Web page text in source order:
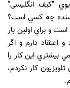
"کیف انگلیسی”
چه كسي است؟
و براي اولين بار
دارم و اگر
بيشتري اين كار را
بعد از اين سريال ۶سال براي تلويزيون كار نكردم،